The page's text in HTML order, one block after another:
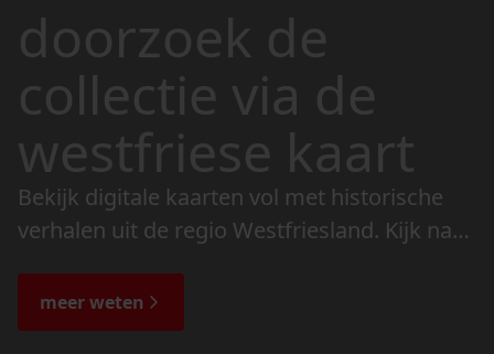
doorzoek de
collectie via de
westfriese kaart
Bekijk digitale kaarten vol met historische
verhalen uit de regio Westfriesland. Kijk naar
de bijzondere verhalen.
meer weten